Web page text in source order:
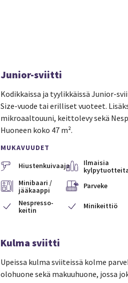
Junior-sviitti
Kodikkaissa ja tyylikkäissä Junior-
Size-vuode tai erilliset vuoteet.
mikroaaltouuni, keittolevy sekä
Huoneen koko 47 m².
MUKAVUUDET
Hiustenkuivaaja
Ilmaisia
Minibaari /
jääkaappi
Parveke
Nespresso-
keitin
Minikeittiö
Kulma sviitti
Upeissa kulma sviiteissä kolme
olohuone sekä makuuhuone, jossa